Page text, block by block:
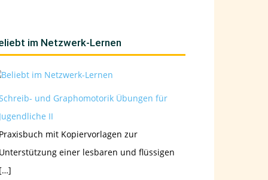
im Netzwerk-Lernen
und Graphomotorik Übungen für
Jugendliche II
Praxisbuch mit Kopiervorlagen zur
Unterstützung einer lesbaren und flüssigen
[…]